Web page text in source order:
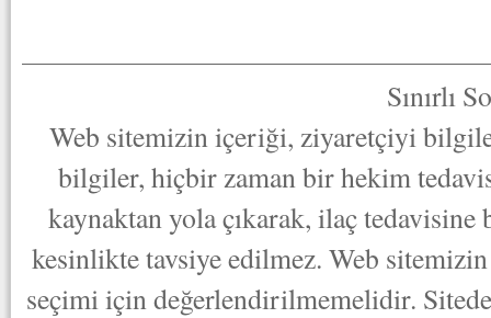
Sınırlı
Web sitemizin içeriği, ziyaretçiyi
bilgiler, hiçbir zaman bir hekim
kaynaktan yola çıkarak, ilaç
kesinlikte tavsiye edilmez. Web
seçimi için değerlendirilmemelidir.